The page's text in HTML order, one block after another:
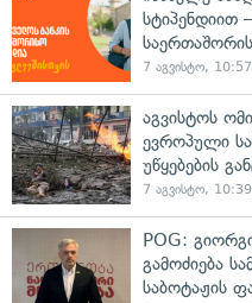
სტიპენდიით
7 აგვისტო, 10:57
აგვისტოს
ევროპული
უწყებების
7 აგვისტო, 10:39
POG:
გამოძიება
საბოტაჟის